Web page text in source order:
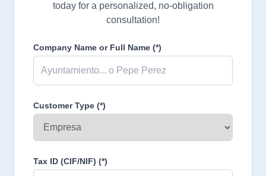
today for a personalized, no-obligation
consultation!
Company Name or Full Name (*)
Customer Type (*)
Tax ID (CIF/NIF) (*)